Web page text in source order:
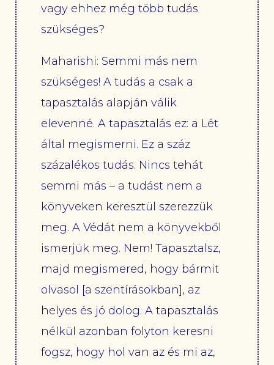
vagy ehhez még több tudás
szükséges?
Maharishi: Semmi más nem
szükséges! A tudás a csak a
tapasztalás alapján válik
elevenné. A tapasztalás ez: a Lét
által megismerni. Ez a száz
százalékos tudás. Nincs tehát
semmi más – a tudást nem a
könyveken keresztül szerezzük
meg. A Védát nem a könyvekből
ismerjük meg. Nem! Tapasztalsz,
majd megismered, hogy bármit
olvasol [a szentírásokban], az
helyes és jó dolog. A tapasztalás
nélkül azonban folyton keresni
fogsz, hogy hol van az és mi az,